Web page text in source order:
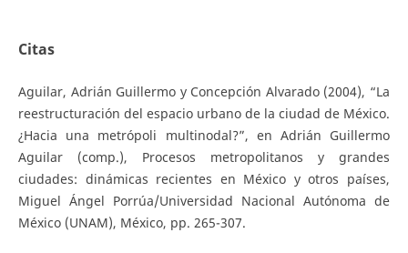
Citas
Aguilar, Adrián Guillermo y Concepción Alvarado (2004), “La
reestructuración del espacio urbano de la ciudad de México.
¿Hacia una metrópoli multinodal?”, en Adrián Guillermo
Aguilar (comp.), Procesos metropolitanos y grandes
ciudades: dinámicas recientes en México y otros países,
Miguel Ángel Porrúa/Universidad Nacional Autónoma de
México (UNAM), México, pp. 265-307.